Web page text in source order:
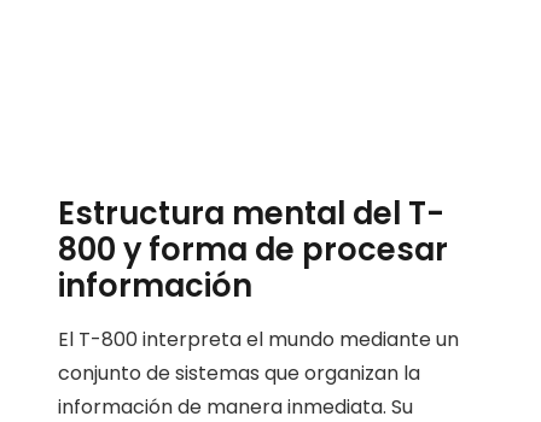
Estructura mental del T-
800 y forma de procesar
información
El T-800 interpreta el mundo mediante un
conjunto de sistemas que organizan la
información de manera inmediata. Su